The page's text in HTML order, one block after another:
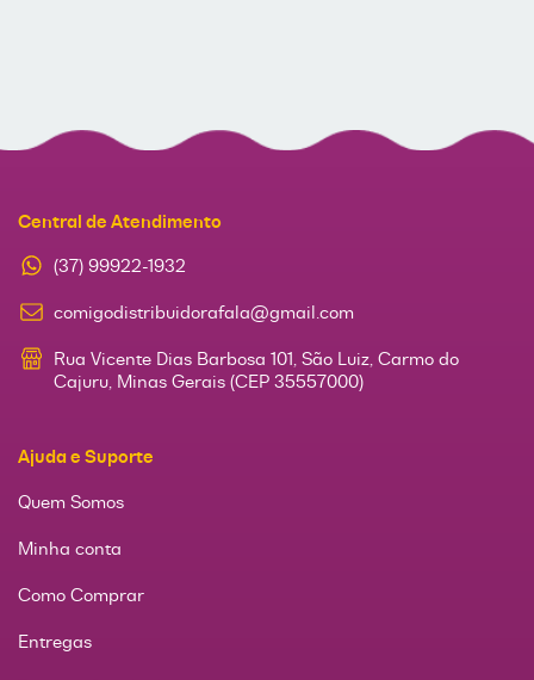
Central de Atendimento
(37) 99922-1932
comigodistribuidorafala@gmail.com
Rua Vicente Dias Barbosa 101, São Luiz, Carmo do
Cajuru, Minas Gerais (CEP 35557000)
Ajuda e Suporte
Quem Somos
Minha conta
Como Comprar
Entregas